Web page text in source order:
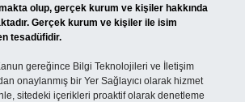
olup, gerçek kurum ve kişiler hakkında
Gerçek kurum ve kişiler ile isim
tesadüfidir.
gereğince Bilgi Teknolojileri ve İletişim
onaylanmış bir Yer Sağlayıcı olarak hizmet
sitedeki içerikleri proaktif olarak denetleme